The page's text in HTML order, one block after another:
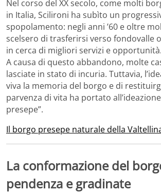
Nel corso del XX secolo, come molti
in Italia, Scilironi ha subìto un
spopolamento: negli anni ’60 e oltre
scelsero di trasferirsi verso fondovalle
in cerca di migliori servizi e opportunità.
A causa di questo abbandono, molte
lasciate in stato di incuria. Tuttavia,
viva la memoria del borgo e di
parvenza di vita ha portato
presepe”.
Il borgo presepe naturale della
La conformazione del
pendenza e gradinate